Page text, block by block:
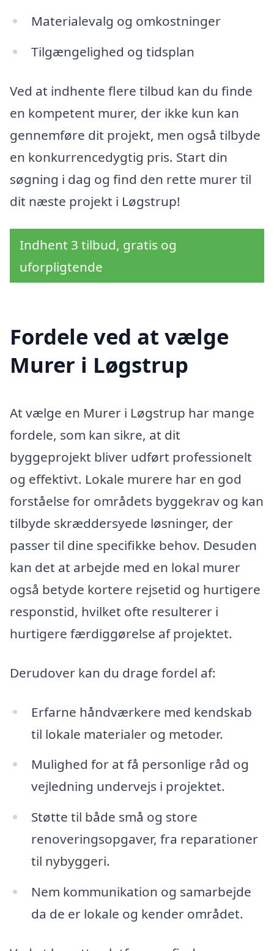
Materialevalg og omkostninger
Tilgængelighed og tidsplan
Ved at indhente flere tilbud kan du finde
en kompetent murer, der ikke kun kan
gennemføre dit projekt, men også tilbyde
en konkurrencedygtig pris. Start din
søgning i dag og find den rette murer til
dit næste projekt i Løgstrup!
Indhent 3 tilbud, gratis og
uforpligtende
Fordele ved at vælge
Murer i Løgstrup
At vælge en Murer i Løgstrup har mange
fordele, som kan sikre, at dit
byggeprojekt bliver udført professionelt
og effektivt. Lokale murere har en god
forståelse for områdets byggekrav og kan
tilbyde skræddersyede løsninger, der
passer til dine specifikke behov. Desuden
kan det at arbejde med en lokal murer
også betyde kortere rejsetid og hurtigere
responstid, hvilket ofte resulterer i
hurtigere færdiggørelse af projektet.
Derudover kan du drage fordel af:
Erfarne håndværkere med kendskab
til lokale materialer og metoder.
Mulighed for at få personlige råd og
vejledning undervejs i projektet.
Støtte til både små og store
renoveringsopgaver, fra reparationer
til nybyggeri.
Nem kommunikation og samarbejde
da de er lokale og kender området.